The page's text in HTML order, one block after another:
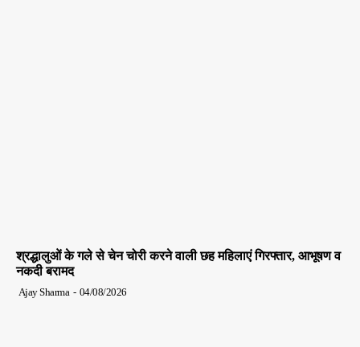
श्रद्धालुओं के गले से चेन चोरी करने वाली छह महिलाएं गिरफ्तार, आभूषण व
नकदी बरामद
Ajay Sharma - 04/08/2026